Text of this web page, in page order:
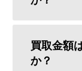
買取金額
か？